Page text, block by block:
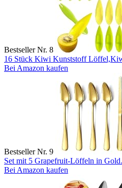
Bestseller Nr. 8
16 Stück Kiwi Kunststoff
Bei Amazon kaufen
Bestseller Nr. 9
Set mit 5 Grapefruit-Löffeln in
Bei Amazon kaufen